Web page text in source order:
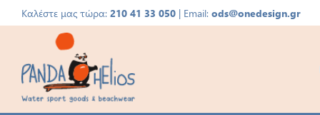
Καλέστε μας τώρα:210 41 33 050 | Email:ods@onedesign.gr